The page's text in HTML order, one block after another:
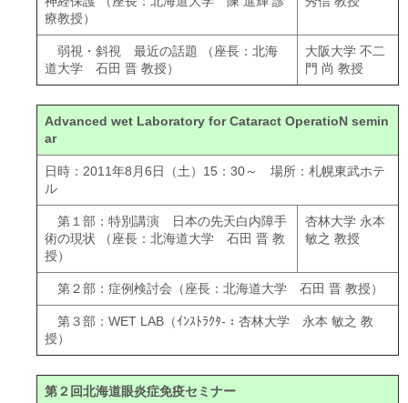
療教授）
弱視・斜視 最近の話題 （座長：北海
道大学 石田 晋 教授）
大阪大学 不二
門 尚 教授
Advanced wet Laboratory for Cataract OperatioN semin
ar
日時：2011年8月6日（土）15：30～ 場所：札幌東武ホテ
ル
第１部：特別講演 日本の先天白内障手
術の現状 （座長：北海道大学 石田 晋 教
授）
杏林大学 永本
敏之 教授
第２部：症例検討会（座長：北海道大学 石田 晋 教授）
第３部：WET LAB（ｲﾝｽﾄﾗｸﾀ-：杏林大学 永本 敏之 教
授）
第２回北海道眼炎症免疫セミナー